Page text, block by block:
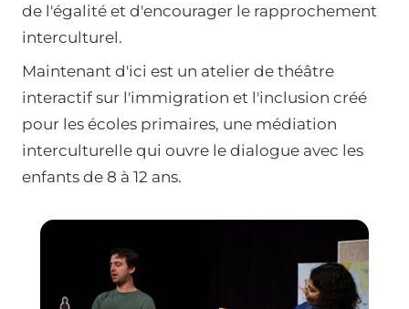
de l'égalité et d'encourager le rapprochement
interculturel.
Maintenant d'ici est un atelier de théâtre
interactif sur l'immigration et l'inclusion créé
pour les écoles primaires, une médiation
interculturelle qui ouvre le dialogue avec les
enfants de 8 à 12 ans.